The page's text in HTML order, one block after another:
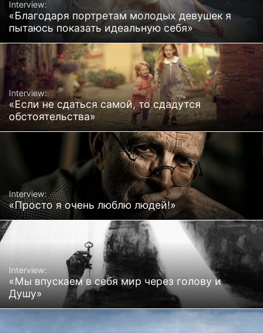
Interview:
«Благодаря портретам молодых девушек я
пытаюсь показать идеальную себя»
Interview:
«Если не сдаться самой, то сдадутся
обстоятельства»
Interview:
«Просто я очень люблю людей!»
Interview:
«Мы впускаем в себя мир через голову и
Душу»